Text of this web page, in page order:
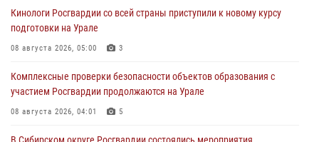
Кинологи Росгвардии со всей страны приступили к новому курсу
подготовки на Урале
08 августа 2026, 05:00 3
Комплексные проверки безопасности объектов образования с
участием Росгвардии продолжаются на Урале
08 августа 2026, 04:01 5
В Сибирском округе Росгвардии состоялись мероприятия,